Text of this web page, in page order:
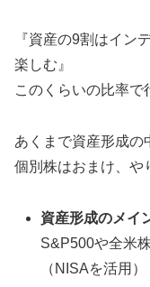
『資産の9割はイン
楽しむ』
このくらいの比率で
あくまで資産形成の
個別株はおまけ、や
資産形成のメイ
S&P500や全米
（NISAを活用）